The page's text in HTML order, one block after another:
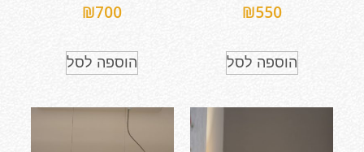
₪550
הוספה לסל
₪700
הוספה לסל